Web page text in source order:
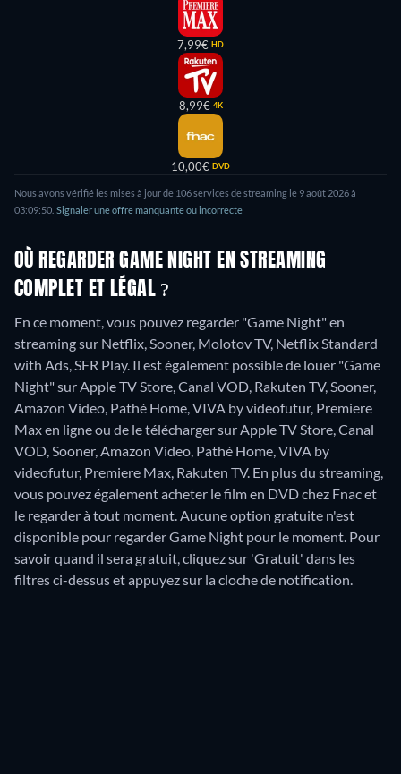
7,99€ HD
8,99€ 4K
10,00€ DVD
Nous avons vérifié les mises à jour de 106services de streaming le 9 août 2026à
03:09:50 Signaler une offre manquante ou incorrecte
OÙ REGARDER GAME NIGHT EN STREAMING
COMPLET ET LÉGAL ?
En ce moment, vous pouvez regarder "Game Night" en
streaming sur Netflix, Sooner, Molotov TV, Netflix Standard
with Ads, SFR Play. Il est également possible de louer "Game
Night" sur Apple TV Store, Canal VOD, Rakuten TV, Sooner,
Amazon Video, Pathé Home, VIVA by videofutur, Premiere
Max en ligne ou de le télécharger sur Apple TV Store, Canal
VOD, Sooner, Amazon Video, Pathé Home, VIVA by
videofutur, Premiere Max, Rakuten TV. En plus du streaming,
vous pouvez également acheter le film en DVD chez Fnac et
le regarder à tout moment.Aucune option gratuite n'est
disponible pour regarder Game Night pour le moment. Pour
savoir quand il sera gratuit, cliquez sur 'Gratuit' dans les
filtres ci-dessus et appuyez sur la cloche de notification.